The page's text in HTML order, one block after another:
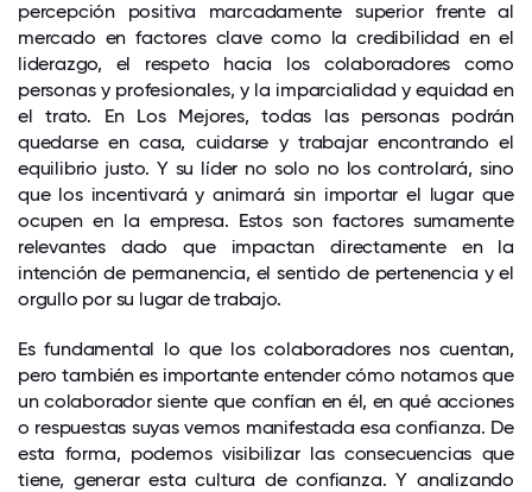
percepción positiva marcadamente superior frente al
mercado en factores clave como la credibilidad en el
liderazgo, el respeto hacia los colaboradores como
personas y profesionales, y la imparcialidad y equidad en
el trato. En Los Mejores, todas las personas podrán
quedarse en casa, cuidarse y trabajar encontrando el
equilibrio justo. Y su líder no solo no los controlará, sino
que los incentivará y animará sin importar el lugar que
ocupen en la empresa. Estos son factores sumamente
relevantes dado que impactan directamente en la
intención de permanencia, el sentido de pertenencia y el
orgullo por su lugar de trabajo.
Es fundamental lo que los colaboradores nos cuentan,
pero también es importante entender cómo notamos que
un colaborador siente que confían en él, en qué acciones
o respuestas suyas vemos manifestada esa confianza. De
esta forma, podemos visibilizar las consecuencias que
tiene, generar esta cultura de confianza. Y analizando